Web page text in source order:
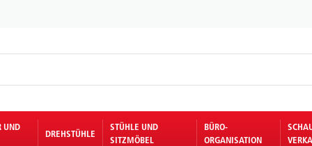
UND
DREHSTÜHLE
STÜHLE UND
SITZMÖBEL
BÜRO-
ORGANISATION